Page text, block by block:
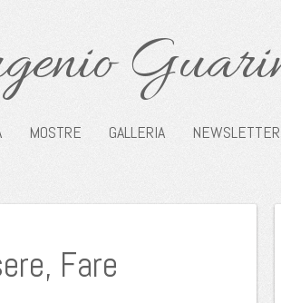
MOSTRE GALLERIA NEWSLETTER
Fare